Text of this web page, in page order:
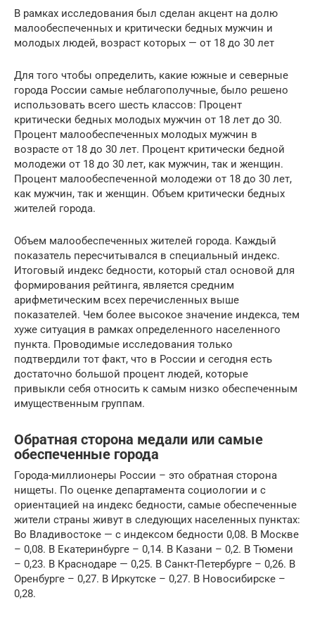
В рамках исследования был сделан акцент на долю
малообеспеченных и критически бедных мужчин и
молодых людей, возраст которых — от 18 до 30 лет
Для того чтобы определить, какие южные и северные
города России самые неблагополучные, было решено
использовать всего шесть классов: Процент
критически бедных молодых мужчин от 18 лет до 30.
Процент малообеспеченных молодых мужчин в
возрасте от 18 до 30 лет. Процент критически бедной
молодежи от 18 до 30 лет, как мужчин, так и женщин.
Процент малообеспеченной молодежи от 18 до 30 лет,
как мужчин, так и женщин. Объем критически бедных
жителей города.
Объем малообеспеченных жителей города. Каждый
показатель пересчитывался в специальный индекс.
Итоговый индекс бедности, который стал основой для
формирования рейтинга, является средним
арифметическим всех перечисленных выше
показателей. Чем более высокое значение индекса, тем
хуже ситуация в рамках определенного населенного
пункта. Проводимые исследования только
подтвердили тот факт, что в России и сегодня есть
достаточно большой процент людей, которые
привыкли себя относить к самым низко обеспеченным
имущественным группам.
Обратная сторона медали или самые
обеспеченные города
Города-миллионеры России – это обратная сторона
нищеты. По оценке департамента социологии и с
ориентацией на индекс бедности, самые обеспеченные
жители страны живут в следующих населенных пунктах:
Во Владивостоке — с индексом бедности 0,08. В Москве
– 0,08. В Екатеринбурге – 0,14. В Казани – 0,2. В Тюмени
– 0,23. В Краснодаре — 0,25. В Санкт-Петербурге – 0,26. В
Оренбурге – 0,27. В Иркутске – 0,27. В Новосибирске –
0,28.